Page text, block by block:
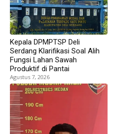
Kepala DPMPTSP Deli
Serdang Klarifikasi Soal Alih
Fungsi Lahan Sawah
Produktif di Pantai
Agustus 7, 2026